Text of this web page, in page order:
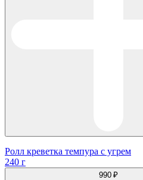
Ролл креветка темпура с угрем
240 г
990 ₽